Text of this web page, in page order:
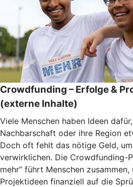
Crowdfunding – Erfolge &
(externe Inhalte)
Viele Menschen haben Ideen
Nachbarschaft oder ihre Region
Doch oft fehlt das nötige Geld,
verwirklichen. Die Crowdfunding-
mehr” führt Menschen
Projektideen finanziell auf die